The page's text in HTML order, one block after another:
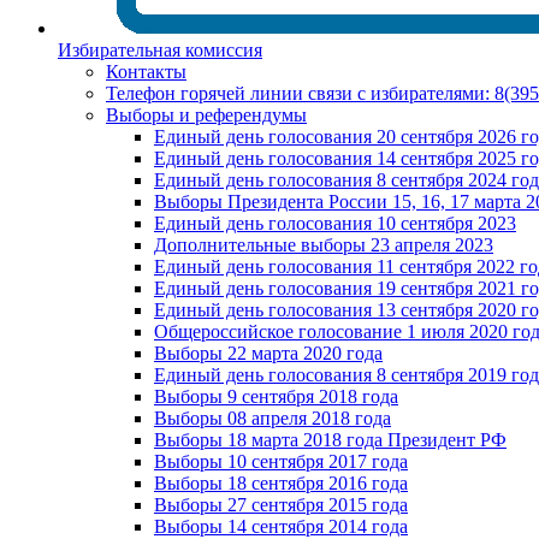
Избирательная комиссия
Контакты
Телефон горячей линии связи с избирателями:
Выборы и референдумы
Единый день голосования 20 сентября 2026
Единый день голосования 14 сентября 2025
Единый день голосования 8 сентября 2024
Выборы Президента России 15, 16, 17 марта
Единый день голосования 10 сентября 2023
Дополнительные выборы 23 апреля 2023
Единый день голосования 11 сентября 2022
Единый день голосования 19 сентября 2021
Единый день голосования 13 сентября 2020
Общероссийское голосование 1 июля 2020
Выборы 22 марта 2020 года
Единый день голосования 8 сентября 2019
Выборы 9 сентября 2018 года
Выборы 08 апреля 2018 года
Выборы 18 марта 2018 года Президент РФ
Выборы 10 сентября 2017 года
Выборы 18 сентября 2016 года
Выборы 27 сентября 2015 года
Выборы 14 сентября 2014 года